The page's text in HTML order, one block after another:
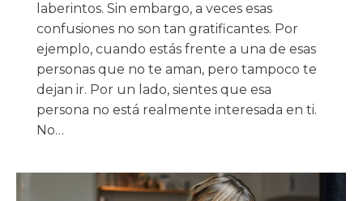
laberintos. Sin embargo, a veces esas
confusiones no son tan gratificantes. Por
ejemplo, cuando estás frente a una de esas
personas que no te aman, pero tampoco te
dejan ir. Por un lado, sientes que esa
persona no está realmente interesada en ti.
No…